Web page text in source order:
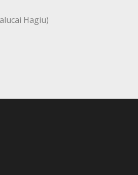
Hagiu)